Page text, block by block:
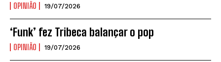
OPINIÃO 19/07/2026
‘Funk’ fez Tribeca balançar o pop
OPINIÃO 19/07/2026